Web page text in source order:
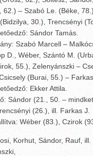
62.) – Szabó Le. (Béke, 78.),
30.), Trencsényi
Sándor Tamás.
Szabó Marcell –
D., Wéber, Szántó M.
55.), Zelenyánszki –
(Burai, 55.) –
Ekker Attila.
Sándor (21., 50. –
(26.), ill. Farkas J.
Wéber (83.), Czirok
Korhut, Sándor, Rauf, ill.